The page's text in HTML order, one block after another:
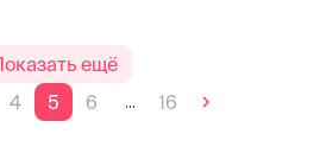
ещё
4 5 6 ... 16